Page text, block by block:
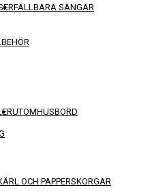
FÄLLBARA SÄNGAR
UTOMHUSBORD
OCH PAPPERSKORGAR